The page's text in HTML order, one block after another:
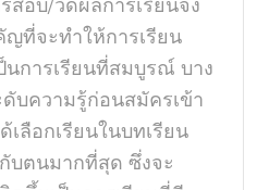
สอบ/วัดผลการเรียนจึง
ญที่จะทำให้การเรียน
นการเรียนที่สมบูรณ์ บาง
บความรู้ก่อนสมัครเข้า
เลือกเรียนในบทเรียน
บตนมากที่สุด ซึ่งจะ